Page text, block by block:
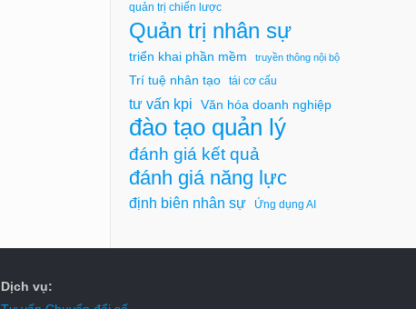
quản trị chiến lược
Quản trị nhân sự
triển khai phần mềm truyền thông nội bộ
Trí tuệ nhân tạo tái cơ cấu
tư vấn kpi Văn hóa doanh nghiệp
đào tạo quản lý
đánh giá kết quả
đánh giá năng lực
định biên nhân sự Ứng dụng AI
Dịch vụ: